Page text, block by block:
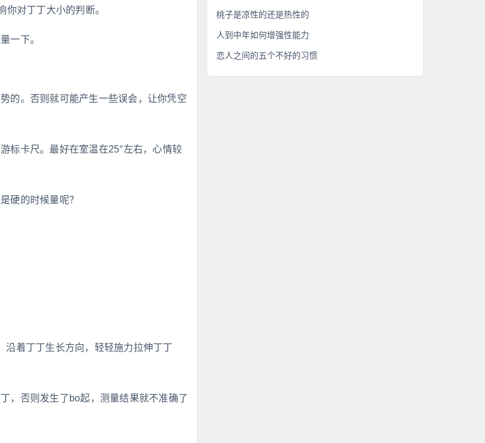
你对丁丁大小的判断。
一下。
的。否则就可能产生一些误会，让你凭空
标卡尺。最好在室温在25°左右，心情较
硬的时候量呢？
着丁丁生长方向，轻轻施力拉伸丁丁
，否则发生了bo起，测量结果就不准确了
桃子是凉性的还是热性的
人到中年如何增强性能力
恋人之间的五个不好的习惯